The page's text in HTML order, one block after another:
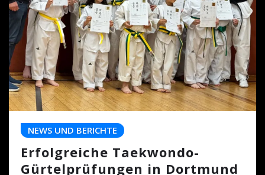
NEWS UND BERICHTE
Erfolgreiche Taekwondo-
Gürtelprüfungen in Dortmund